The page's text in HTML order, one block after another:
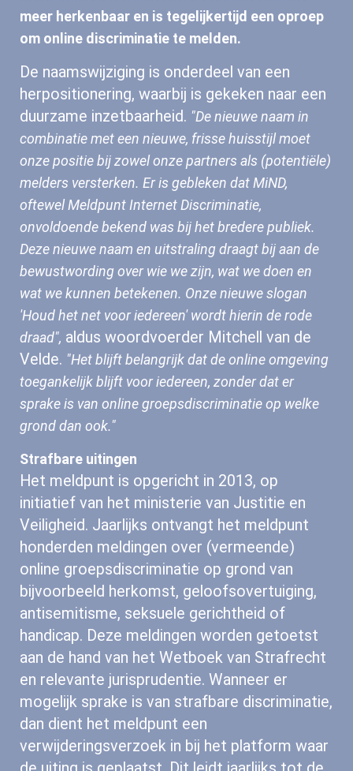
MiND Nederland, het officiële meldpunt
bestrijding van discriminatie op het
gaat vanaf vandaag verder onder de
Meld.Online Discriminatie. De nieuwe
meer herkenbaar en is tegelijkertijd een
om online discriminatie te melden.
De naamswijziging is onderdeel van een
herpositionering, waarbij is gekeken naar
duurzame inzetbaarheid.
"De nieuwe
combinatie met een nieuwe, frisse huisstijl
onze positie bij zowel onze partners als
melders versterken. Er is gebleken dat
oftewel Meldpunt Internet Discriminatie,
onvoldoende bekend was bij het bredere
Deze nieuwe naam en uitstraling draagt bij
wat we kunnen betekenen. Onze nieuwe
'Houd het net voor iedereen' wordt hierin de
draad",
aldus woordvoerder Mitchell van de
Velde.
"Het blijft belangrijk dat de online
toegankelijk blijft voor iedereen, zonder dat
sprake is van online groepsdiscriminatie op
grond dan ook."
Strafbare uitingen
Het meldpunt is opgericht in 2013, op
initiatief van het ministerie van Justitie en
Veiligheid. Jaarlijks ontvangt het meldpunt
honderden meldingen over (vermeende)
online groepsdiscriminatie op grond van
bijvoorbeeld herkomst, geloofsovertuiging,
antisemitisme, seksuele gerichtheid of
handicap. Deze meldingen worden getoetst